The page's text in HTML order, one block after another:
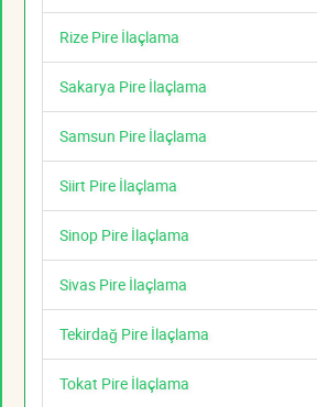
Rize Pire İlaçlama
Sakarya Pire İlaçlama
Samsun Pire İlaçlama
Siirt Pire İlaçlama
Sinop Pire İlaçlama
Sivas Pire İlaçlama
Tekirdağ Pire İlaçlama
Tokat Pire İlaçlama